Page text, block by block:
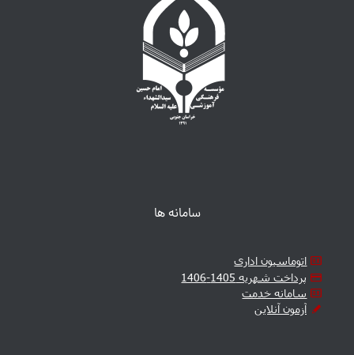
سامانه ها
اتوماسیون اداری
پرداخت شهریه 1405-1406
سامانه خدمت
آزمون آنلاین